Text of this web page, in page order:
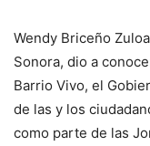
Wendy Briceño
Sonora, dio a
Barrio Vivo, el
de las y los
como parte de las